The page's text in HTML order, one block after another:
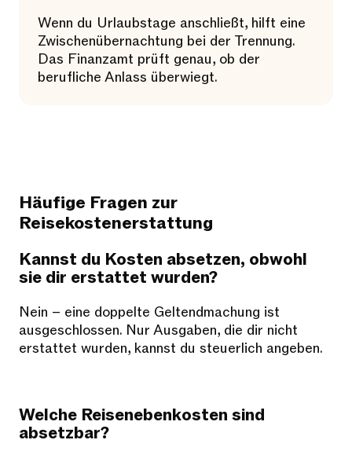
Wenn du Urlaubstage anschließt, hilft eine
Zwischenübernachtung bei der Trennung.
Das Finanzamt prüft genau, ob der
berufliche Anlass überwiegt.
Häufige Fragen zur
Reisekostenerstattung
Kannst du Kosten absetzen, obwohl
sie dir erstattet wurden?
Nein – eine doppelte Geltendmachung ist
ausgeschlossen. Nur Ausgaben, die dir nicht
erstattet wurden, kannst du steuerlich angeben.
Welche Reisenebenkosten sind
absetzbar?